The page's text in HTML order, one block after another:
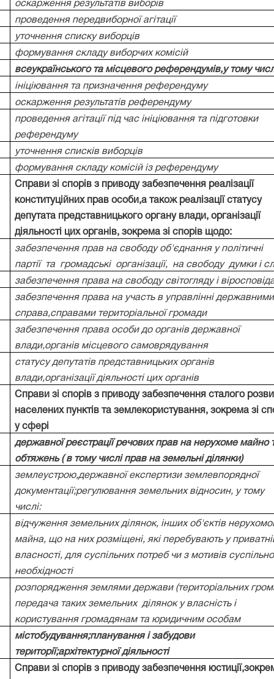
оскарження результатів виборів
проведення передвиборної агітації
уточнення списку виборців
формування складу виборчих комісій
всеукраїнського та місцевого референдумів,у тому
ініціювання та призначення референдуму
оскарження результатів референдуму
проведення агітації під час ініціювання та підготовки
референдуму
уточнення списків виборців
формування складу комісій із референдуму
Справи зі спорів з приводу забезпечення реалізації
конституційних прав особи,а також реалізації статусу
депутата представницького органу влади, організації
діяльності цих органів, зокрема зі спорів щодо:
забезпечення прав на свободу об'єднання у політичні
партії
та громадські організації, на свободу думки і
забезпечення права на свободу світогляду і
забезпечення права на участь в управлінні державними
справа,справами територіальної громади
забезпечення права особи до органів державної
влади,органів місцевого самоврядування
статусу депутатів представницьких органів
влади,організації діяльності цих органів
Справи зі спорів з приводу забезпечення сталого
населених пунктів та землекористування, зокрема зі
у сфері
державної реєстрації речових прав на нерухоме майно
обтяжень ( в тому числі прав на земельні ділянки)
землеустрою,державної експертизи землевпорядної
документації;регулювання земельних відносин, у тому
числі:
відчуження земельних ділянок, інших об'єктів
майна, що на них розміщені, які перебувають у
власності, для суспільних потреб чи з мотивів
необхідності
розпорядження землями держави (територіальних
передача таких земельних ділянок у власність і
користування громадянам та юридичним особам
містобудування;планування і забудови
території;архітектурної діяльності
Справи зі спорів з приводу забезпечення